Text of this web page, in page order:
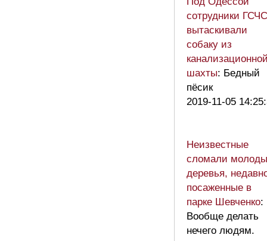
сотрудники ГСЧС
вытаскивали
собаку из
шахты: Бедный
пёсик
2019-11-05
Неизвестные
сломали
деревья,
посаженные в
парке Шевченко:
Вообще делать
нечего людям.